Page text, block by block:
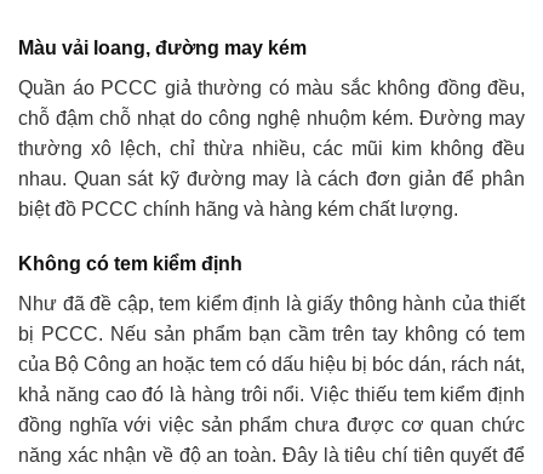
Màu vải loang, đường may kém
Quần áo PCCC giả thường có màu sắc không đồng đều,
chỗ đậm chỗ nhạt do công nghệ nhuộm kém. Đường may
thường xô lệch, chỉ thừa nhiều, các mũi kim không đều
nhau. Quan sát kỹ đường may là cách đơn giản để phân
biệt đồ PCCC chính hãng và hàng kém chất lượng.
Không có tem kiểm định
Như đã đề cập, tem kiểm định là giấy thông hành của thiết
bị PCCC. Nếu sản phẩm bạn cầm trên tay không có tem
của Bộ Công an hoặc tem có dấu hiệu bị bóc dán, rách nát,
khả năng cao đó là hàng trôi nổi. Việc thiếu tem kiểm định
đồng nghĩa với việc sản phẩm chưa được cơ quan chức
năng xác nhận về độ an toàn. Đây là tiêu chí tiên quyết để